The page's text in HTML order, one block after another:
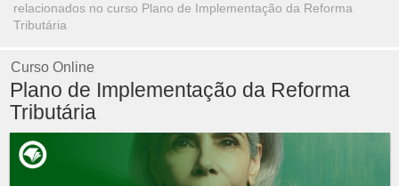
relacionados no curso Plano de Implementação da Reforma
Tributária
Curso Online
Plano de Implementação da Reforma
Tributária